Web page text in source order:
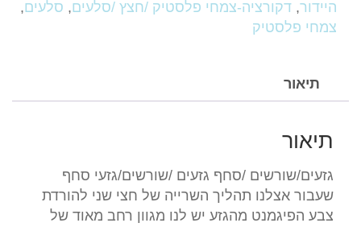
היידור, דקורציה-צמחי פלסטיק /חצץ /סלעים, סלעים,
צמחי פלסטיק
תיאור
תיאור
גזעים/שורשים /סחף גזעים /שורשים/גזעי סחף
שעבור אצלנו תהליך השרייה של חצי שני להורדת
צבע הפיגמנט מהגזע יש לנו מגוון רחב מאוד של